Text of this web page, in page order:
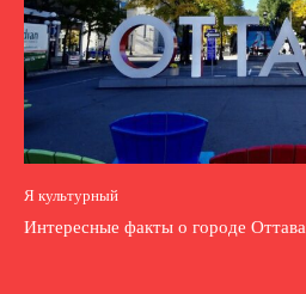
Я культурный
Интересные факты о городе Оттава